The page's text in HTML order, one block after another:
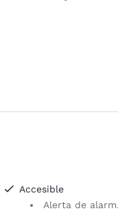
Accesible
Alerta de alarma visual